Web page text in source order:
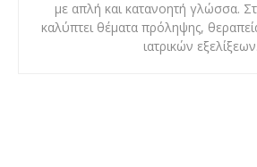
με απλή και κατανοητή γλώσσα.
καλύπτει θέματα πρόληψης,
ιατρικών εξελίξεων.